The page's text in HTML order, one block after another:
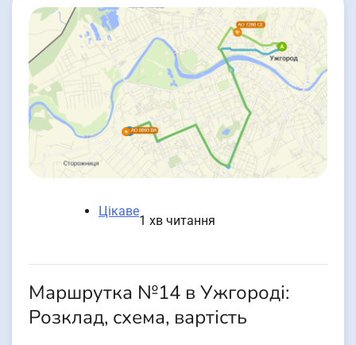
Цікаве
1 хв читання
Маршрутка №14 в Ужгороді:
Розклад, схема, вартість